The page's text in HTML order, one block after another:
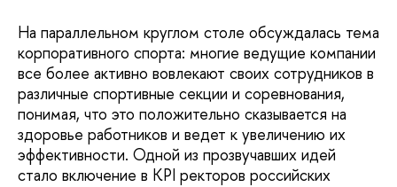
На параллельном круглом столе обсуждалась тема
корпоративного спорта: многие ведущие компании
все более активно вовлекают своих сотрудников в
различные спортивные секции и соревнования,
понимая, что это положительно сказывается на
здоровье работников и ведет к увеличению их
эффективности. Одной из прозвучавших идей
стало включение в KPI ректоров российских